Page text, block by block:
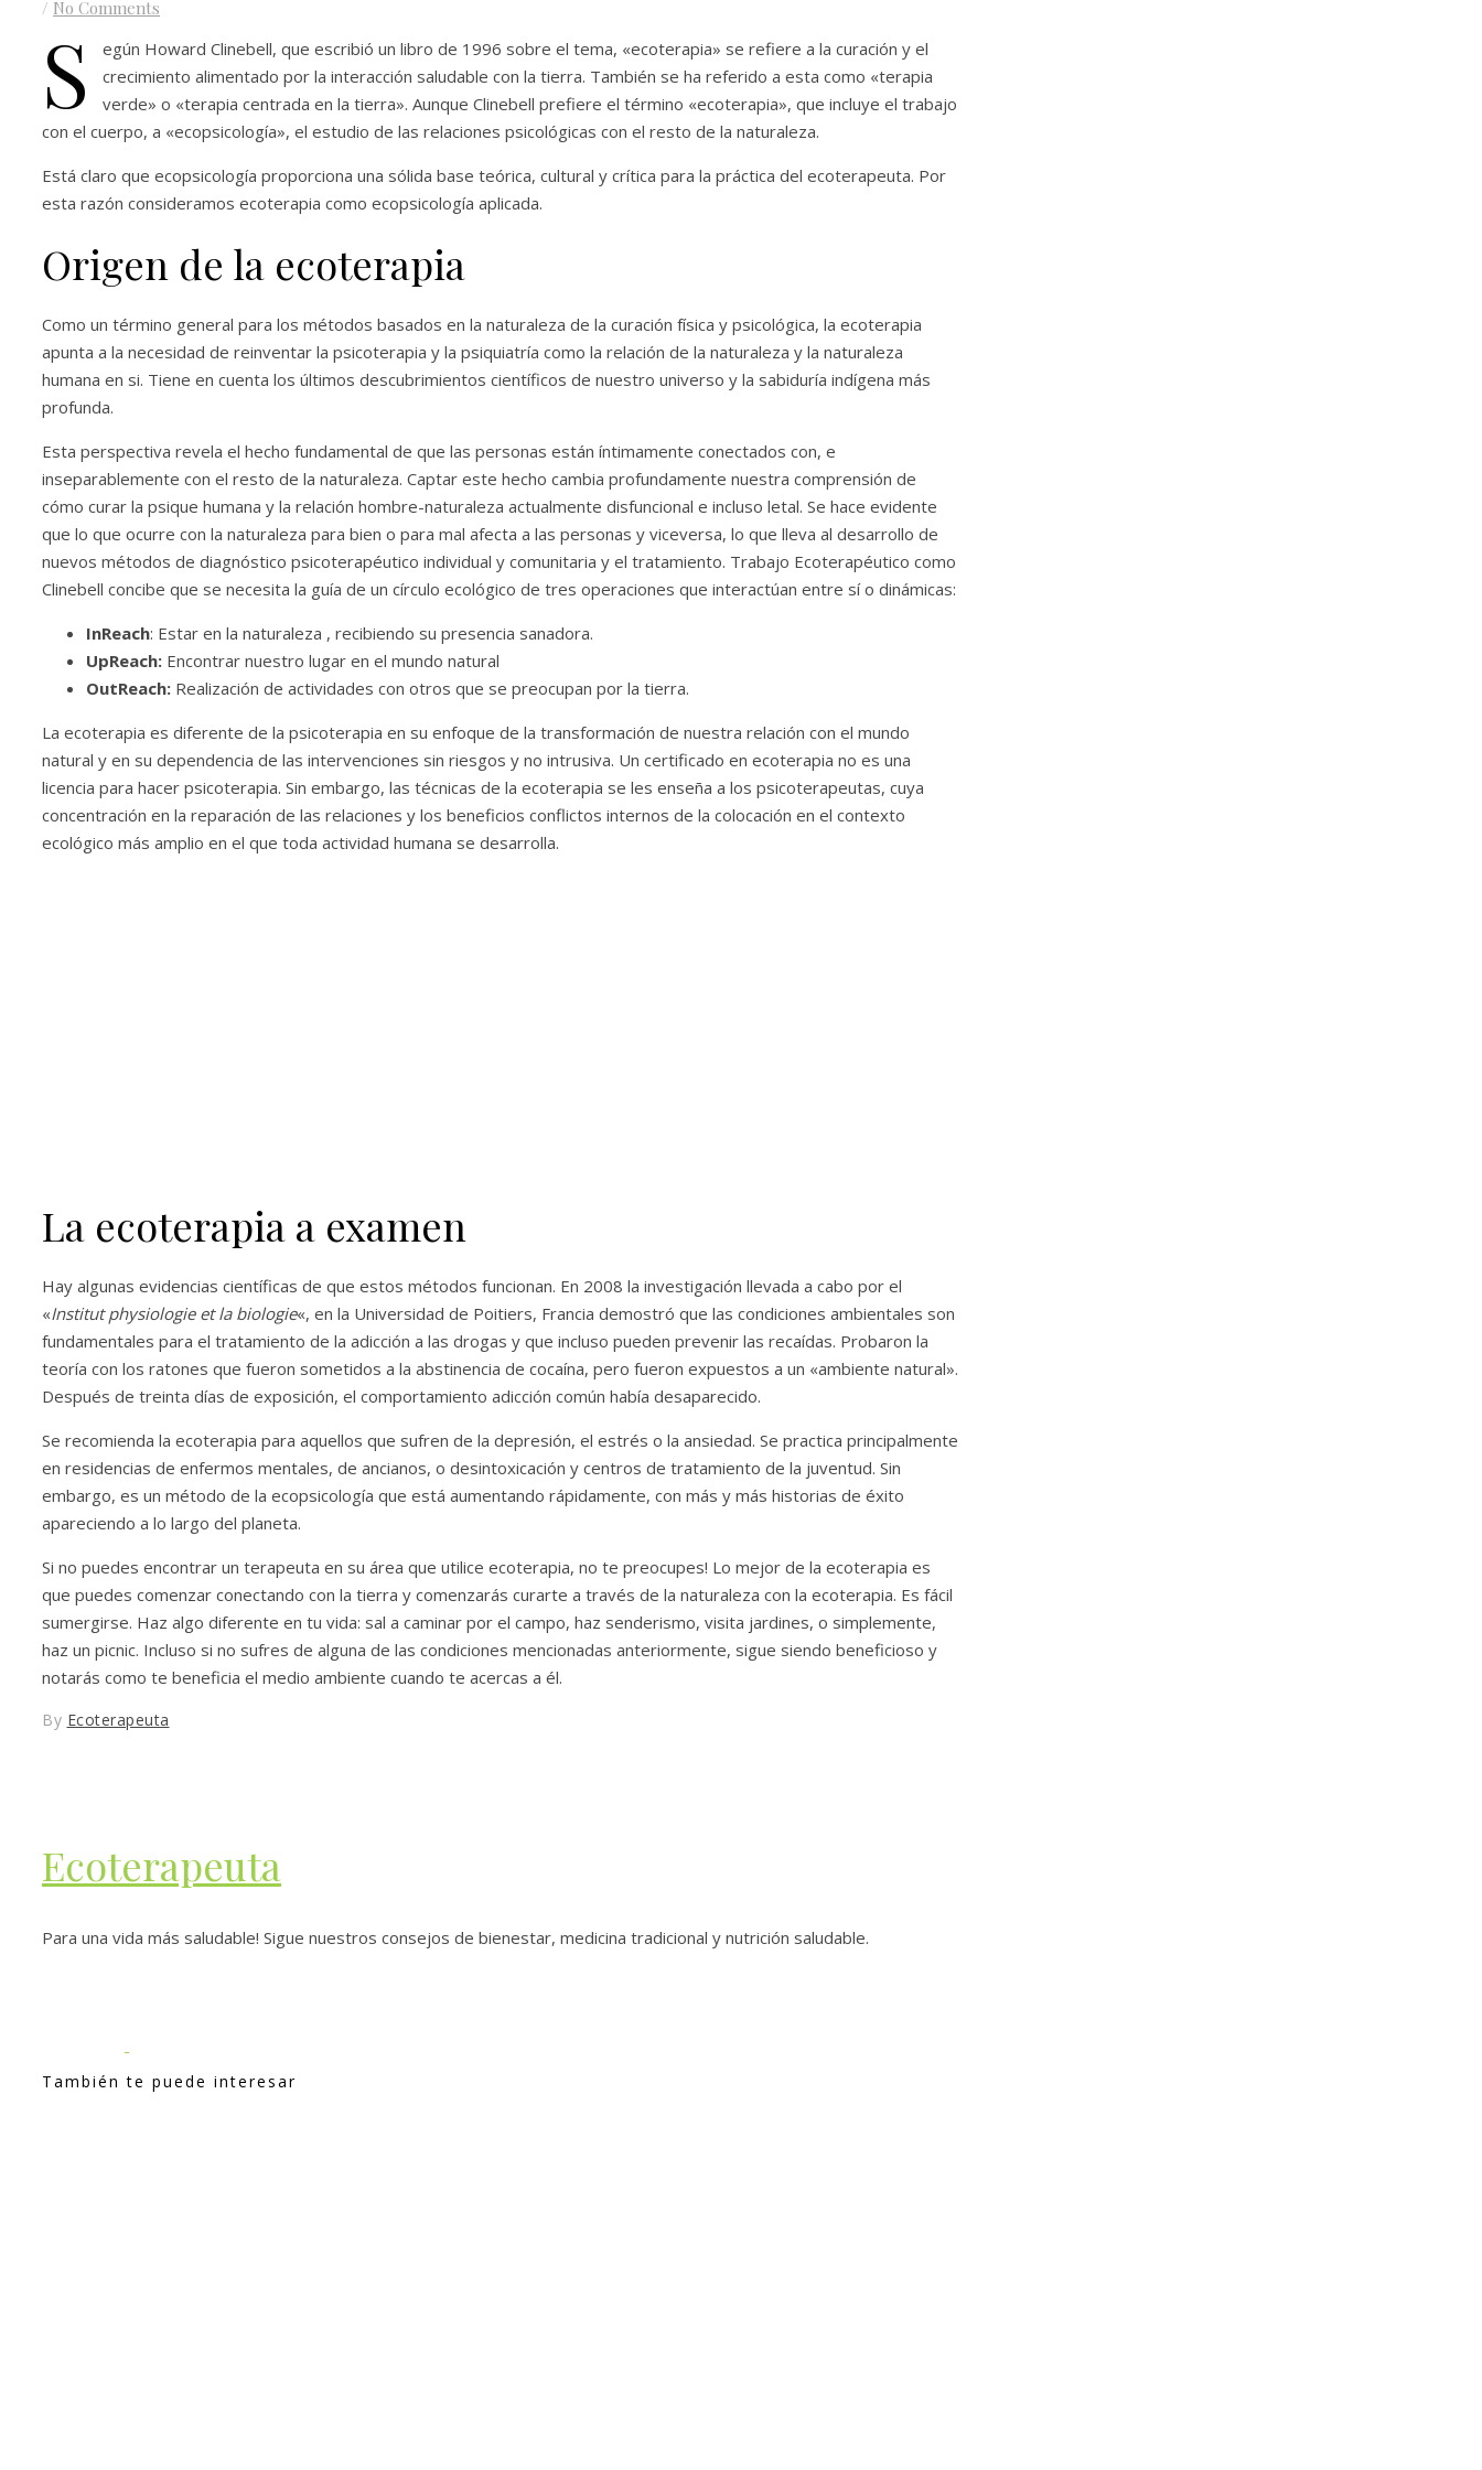
/ No Comments
S
egún Howard Clinebell, que escribió un libro de 1996 sobre el tema, «ecoterapia» se refiere a la curación y el
crecimiento alimentado por la interacción saludable con la tierra. También se ha referido a esta como «terapia
verde» o «terapia centrada en la tierra». Aunque Clinebell prefiere el término «ecoterapia», que incluye el trabajo
con el cuerpo, a «ecopsicología», el estudio de las relaciones psicológicas con el resto de la naturaleza.
Está claro que ecopsicología proporciona una sólida base teórica, cultural y crítica para la práctica del ecoterapeuta. Por
esta razón consideramos ecoterapia como ecopsicología aplicada.
Origen de la ecoterapia
Como un término general para los métodos basados ​​en la naturaleza de la curación física y psicológica, la ecoterapia
apunta a la necesidad de reinventar la psicoterapia y la psiquiatría como la relación de la naturaleza y la naturaleza
humana en si. Tiene en cuenta los últimos descubrimientos científicos de nuestro universo y la sabiduría indígena más
profunda.
Esta perspectiva revela el hecho fundamental de que las personas están íntimamente conectados con, e
inseparablemente con el resto de la naturaleza. Captar este hecho cambia profundamente nuestra comprensión de
cómo curar la psique humana y la relación hombre-naturaleza actualmente disfuncional e incluso letal. Se hace evidente
que lo que ocurre con la naturaleza para bien o para mal afecta a las personas y viceversa, lo que lleva al desarrollo de
nuevos métodos de diagnóstico psicoterapéutico individual y comunitaria y el tratamiento. Trabajo Ecoterapéutico como
Clinebell concibe que se necesita la guía de un círculo ecológico de tres operaciones que interactúan entre sí o dinámicas:
InReach: Estar en la naturaleza , recibiendo su presencia sanadora.
UpReach: Encontrar nuestro lugar en el mundo natural
OutReach: Realización de actividades con otros que se preocupan por la tierra.
La ecoterapia es diferente de la psicoterapia en su enfoque de la transformación de nuestra relación con el mundo
natural y en su dependencia de las intervenciones sin riesgos y no intrusiva. Un certificado en ecoterapia no es una
licencia para hacer psicoterapia. Sin embargo, las técnicas de la ecoterapia se les enseña a los psicoterapeutas, cuya
concentración en la reparación de las relaciones y los beneficios conflictos internos de la colocación en el contexto
ecológico más amplio en el que toda actividad humana se desarrolla.
La ecoterapia a examen
Hay algunas evidencias científicas de que estos métodos funcionan. En 2008 la investigación llevada a cabo por el
«Institut physiologie et la biologie«, en la Universidad de Poitiers, Francia demostró que las condiciones ambientales son
fundamentales para el tratamiento de la adicción a las drogas y que incluso pueden prevenir las recaídas. Probaron la
teoría con los ratones que fueron sometidos a la abstinencia de cocaína, pero fueron expuestos a un «ambiente natural».
Después de treinta días de exposición, el comportamiento adicción común había desaparecido.
Se recomienda la ecoterapia para aquellos que sufren de la depresión, el estrés o la ansiedad. Se practica principalmente
en residencias de enfermos mentales, de ancianos, o desintoxicación y centros de tratamiento de la juventud. Sin
embargo, es un método de la ecopsicología que está aumentando rápidamente, con más y más historias de éxito
apareciendo a lo largo del planeta.
Si no puedes encontrar un terapeuta en su área que utilice ecoterapia, no te preocupes! Lo mejor de la ecoterapia es
que puedes comenzar conectando con la tierra y comenzarás curarte a través de la naturaleza con la ecoterapia. Es fácil
sumergirse. Haz algo diferente en tu vida: sal a caminar por el campo, haz senderismo, visita jardines, o simplemente,
haz un picnic. Incluso si no sufres de alguna de las condiciones mencionadas anteriormente, sigue siendo beneficioso y
notarás como te beneficia el medio ambiente cuando te acercas a él.
By Ecoterapeuta
Ecoterapeuta
Para una vida más saludable! Sigue nuestros consejos de bienestar, medicina tradicional y nutrición saludable.
También te puede interesar